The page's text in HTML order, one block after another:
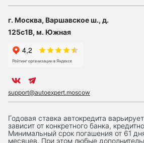
г. Москва, Варшавское ш., д.
125с1В, м. Южная
support@autoexpert.moscow
Годовая ставка автокредита
зависит от конкретного банка,
Минимальный срок погашения от 61
месяцев. При этом любые